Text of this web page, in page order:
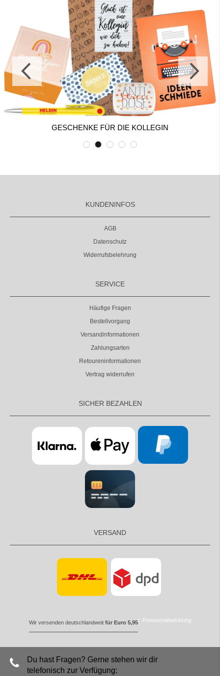
GESCHENKE FÜR DIE KOLLEGIN
KUNDENINFOS
AGB
Datenschutz
Widerrufsbelehrung
SERVICE
Häufige Fragen
Bestellvorgang
Versandinformationen
Zahlungsarten
Retoureninformationen
Vertrag widerrufen
SICHER BEZAHLEN
VERSAND
Wir versenden deutschlandweit für Euro 5,95 Retourenabwicklung
Du hast Fragen? Gerne stehen wir dir
telefonisch zur Verfügung: